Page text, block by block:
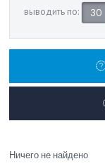
выводить по: 30
Ничего не найдено